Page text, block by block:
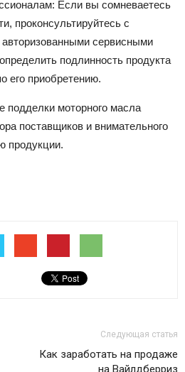
Если вы сомневаетесь
проконсультируйтесь с
сервисными
подлинность продукта
его приобретению.
подделки моторного масла
поставщиков и внимательного
продукции.
Следующая статья
Как заработать на продаже
на Вайлдберриз